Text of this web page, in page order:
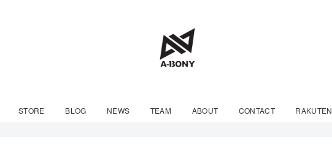
STORE BLOG NEWS TEAM ABOUT CONTACT RAKUTEN